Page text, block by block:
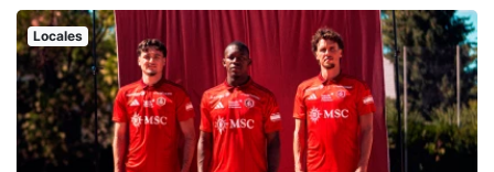
Locales